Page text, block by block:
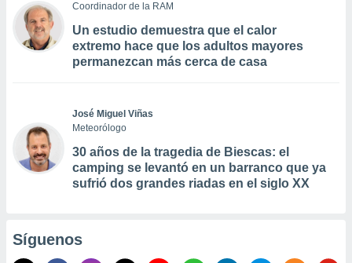
Coordinador de la RAM
Un estudio demuestra que el calor
extremo hace que los adultos mayores
permanezcan más cerca de casa
José Miguel Viñas
Meteorólogo
30 años de la tragedia de Biescas: el
camping se levantó en un barranco que ya
sufrió dos grandes riadas en el siglo XX
Síguenos